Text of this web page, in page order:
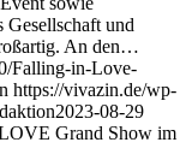
Gesellschaft und
An den…
Falling-in-Love-
https://vivazin.de/wp-
2023-08-29
Grand Show im